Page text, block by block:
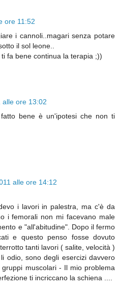
ore 11:52
i cannoli..magari senza potare
il sol leone..
fa bene continua la terapia ;))
alle ore 13:02
bene è un'ipotesi che non ti
alle ore 14:12
i lavori in palestra, ma c'è da
i femorali non mi facevano male
e "all'abitudine". Dopo il fermo
e questo penso fosse dovuto
tanti lavori ( salite, velocità )
li odio, sono degli esercizi davvero
muscolari - Il mio problema
ti incriccano la schiena ....